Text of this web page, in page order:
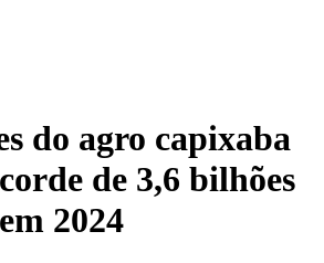
do agro capixaba
de 3,6 bilhões
2024